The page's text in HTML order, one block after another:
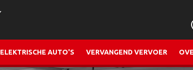
ELEKTRISCHE AUTO'S VERVANGEND VERVOER